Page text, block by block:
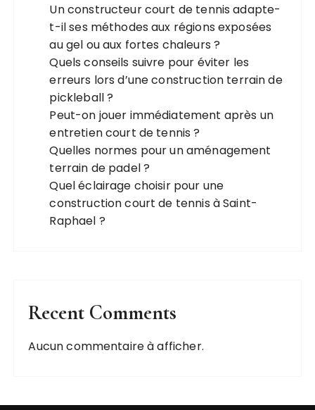
Un constructeur court de tennis adapte-
t-il ses méthodes aux régions exposées
au gel ou aux fortes chaleurs ?
Quels conseils suivre pour éviter les
erreurs lors d’une construction terrain de
pickleball ?
Peut-on jouer immédiatement après un
entretien court de tennis ?
Quelles normes pour un aménagement
terrain de padel ?
Quel éclairage choisir pour une
construction court de tennis à Saint-
Raphael ?
Recent Comments
Aucun commentaire à afficher.